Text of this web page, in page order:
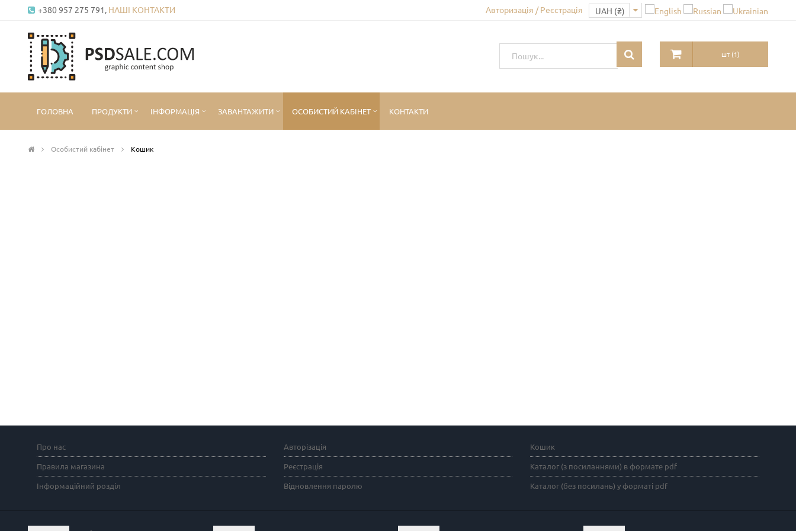
+380 957 275 791, НАШІ КОНТАКТИ Авторизація / Реєстрація
шт(1)
ГОЛОВНА ПРОДУКТИ ІНФОРМАЦІЯ ЗАВАНТАЖИТИ ОСОБИСТИЙ КАБІНЕТ КОНТАКТИ
Особистий кабінет Кошик
Про нас
Правила магазина
Інформаційний розділ
Авторізація
Реєстрація
Відновлення паролю
Кошик
Каталог (з посиланнями) в формате pdf
Каталог (без посилань) у форматі pdf